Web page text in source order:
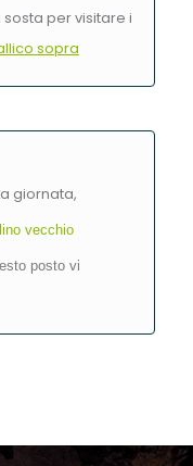
per visitare i
sopra
giornata,
vecchio
posto vi